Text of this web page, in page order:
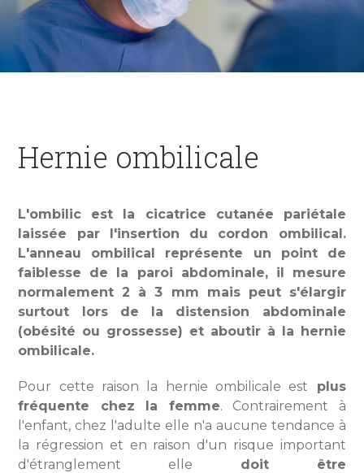
Hernie ombilicale
L'ombilic est la cicatrice cutanée pariétale
laissée par l'insertion du cordon ombilical.
L'anneau ombilical représente un point de
faiblesse de la paroi abdominale, il mesure
normalement 2 à 3 mm mais peut s'élargir
surtout lors de la distension abdominale
(obésité ou grossesse) et aboutir à la hernie
ombilicale.
Pour cette raison la hernie ombilicale est plus
fréquente chez la femme. Contrairement à
l'enfant, chez l'adulte elle n'a aucune tendance à
la régression et en raison d'un risque important
d'étranglement elle doit être